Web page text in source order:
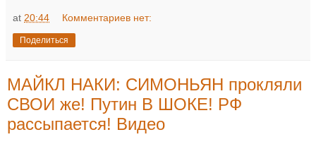
at 20:44 Комментариев нет:
Поделиться
МАЙКЛ НАКИ: СИМОНЬЯН прокляли
СВОИ же! Путин В ШОКЕ! РФ
рассыпается! Видео